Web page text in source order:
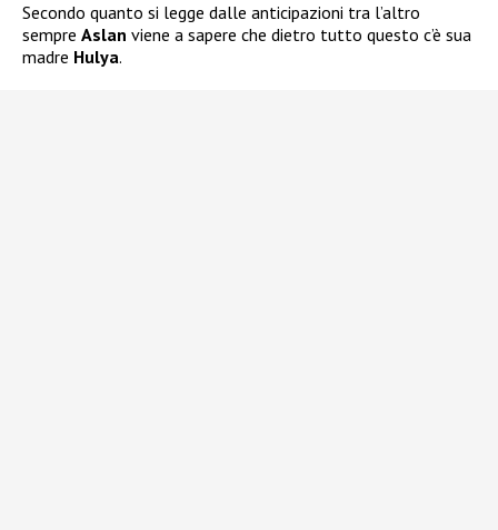
Secondo quanto si legge dalle anticipazioni tra l’altro
sempre Aslan viene a sapere che dietro tutto questo c’è sua
madre Hulya.